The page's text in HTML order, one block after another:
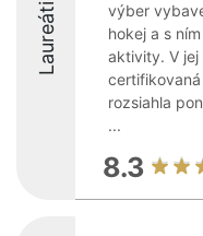
Laureáti
výber
hokej a s
aktivity. V jej
rozsiahla
...
8.3